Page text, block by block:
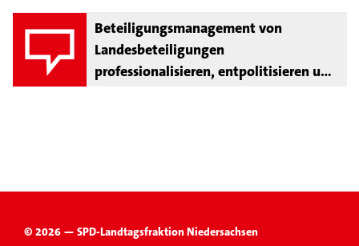
Beteiligungsmanagement von
Landesbeteiligungen
professionalisieren, entpolitisieren und
© 2026 — SPD-Landtagsfraktion Niedersachsen